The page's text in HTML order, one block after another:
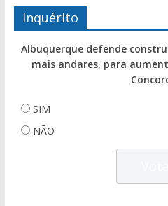
Inquérito
Albuquerque defende
mais andares, para
SIM
NÃO